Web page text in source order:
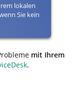
lokalen
Sie kein
mit Ihrem
.